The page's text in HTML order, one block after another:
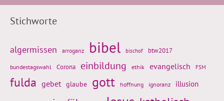
Stichworte
algermissen arroganz bibel bischof btw2017
bundestagswahl Corona einbildung ethik evangelisch FSM
fulda gebet glaube gott hoffnung ignoranz illusion